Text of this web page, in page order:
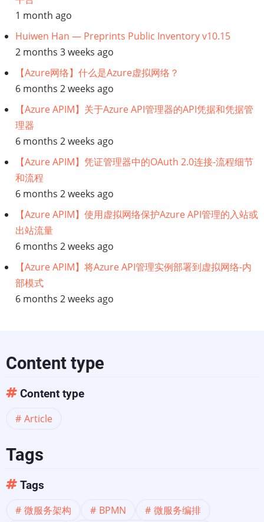
构】
BPMN
和
微
服
务
编
排,
流
程
语
擎
和
恒
模
式
1 month ago
Huiwen Han — Preprints Public Inventory v10.15
2 months 3 weeks ago
【Azure网络】什么是Azure虚拟网络？
6 months 2 weeks ago
【Azure APIM】关于Azure API管理器的API凭据和凭据管
理器
6 months 2 weeks ago
【Azure APIM】凭证管理器中的OAuth 2.0连接-流程细节
和流程
6 months 2 weeks ago
【Azure APIM】使用虚拟网络保护Azure API管理的入站或
出站流量
6 months 2 weeks ago
【Azure APIM】将Azure API管理实例部署到虚拟网络-内
部模式
6 months 2 weeks ago
Content type
Content type
Article
Tags
Tags
微服务架构 BPMN
微服务编排